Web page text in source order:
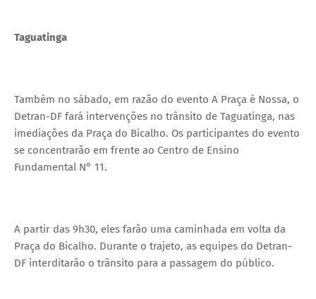
Taguatinga
Também no sábado, em razão do evento A Praça é Nossa, o
Detran-DF fará intervenções no trânsito de Taguatinga, nas
imediações da Praça do Bicalho. Os participantes do evento
se concentrarão em frente ao Centro de Ensino
Fundamental N° 11.
A partir das 9h30, eles farão uma caminhada em volta da
Praça do Bicalho. Durante o trajeto, as equipes do Detran-
DF interditarão o trânsito para a passagem do público.